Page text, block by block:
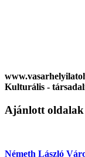
Kulturális -
Ajánlott oldalak
Németh László